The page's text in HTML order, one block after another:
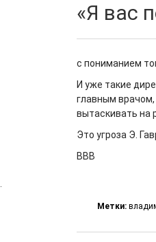
«Я вас
с пониманием
И уже такие
главным врачом,
вытаскивать на
Это угроза Э.
ВВВ
Метки: